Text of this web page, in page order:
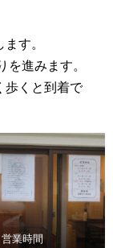
す。
進みます。
歩くと到着で
営業時間